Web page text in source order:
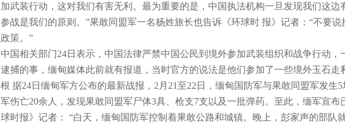
加武装行动，这对我们有害无利。最为重要的是，中国执法机构一旦发现我们这
参战是我们的原则。”果敢同盟军一名杨姓旅长也告诉《环球时 报》记者：“不要
政策。”
中国相关部门24日表示，中国法律严禁中国公民到境外参加武装组织和战争行动
逮捕的事，缅甸媒体此前就有报道，当时官方的说法是他们参加了一些境外玉石走
根 据24日缅甸军方公布的最新战报，2月21至22日，缅甸国防军与果敢同盟军发生
军伤亡20余人，发现果敢同盟军尸体3具、枪支7支以及一批弹药。至此，缅军宣
球时报》记者： “白天，缅甸国防军控制着果敢公路和城镇。晚上，彭家声的部队